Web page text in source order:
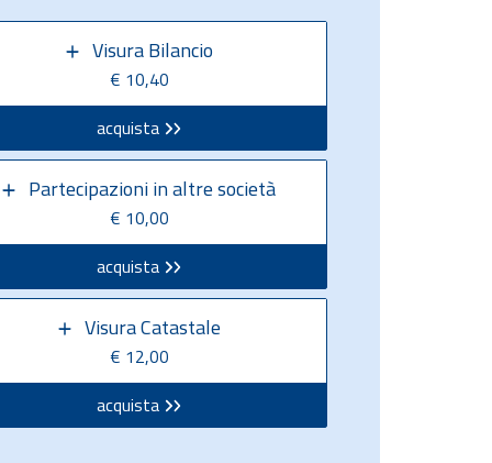
Visura Bilancio
€ 10,40
acquista
Partecipazioni in altre società
€ 10,00
acquista
Visura Catastale
€ 12,00
acquista